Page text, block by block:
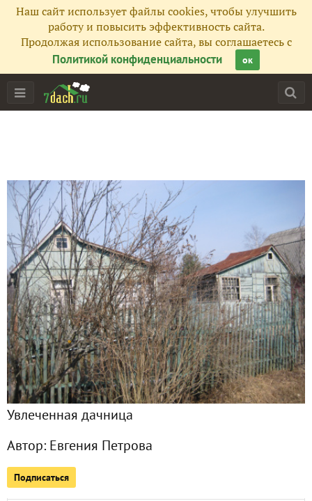
Наш сайт использует файлы cookies, чтобы улучшить
работу и повысить эффективность сайта.
Продолжая использование сайта, вы соглашаетесь с
Политикой конфиденциальности
ок
Увлеченная дачница
Автор: Евгения Петрова
Подписаться
Главная
Подписчики 6
Все публикации 27
Сейчас обсуждают
Преображение участка. Часть 1
Начало дачного сезона в 2024 году, ч.3